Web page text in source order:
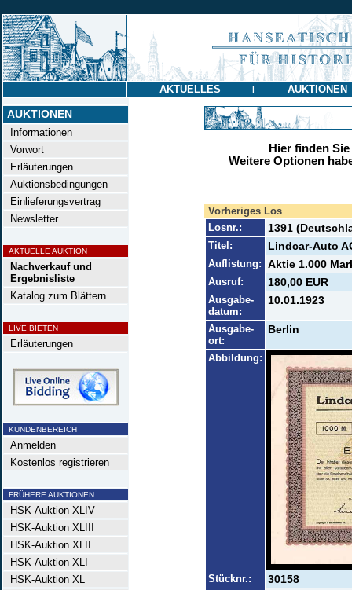
AKTUELLES | AUKTIONEN
AUKTIONEN
Informationen
Vorwort
Erläuterungen
Auktionsbedingungen
Einlieferungsvertrag
Newsletter
AKTUELLE AUKTION
Nachverkauf und
Ergebnisliste
Katalog zum Blättern
LIVE BIETEN
Erläuterungen
KUNDENBEREICH
Anmelden
Kostenlos registrieren
FRÜHERE AUKTIONEN
HSK-Auktion XLIV
HSK-Auktion XLIII
HSK-Auktion XLII
HSK-Auktion XLI
HSK-Auktion XL
Hier finden
Weitere Optionen
Vorheriges Los
Losnr.:
1391
Titel: Lindcar-Auto
Auflistung: Aktie 1.000
Ausruf: 180,00 EUR
Ausgabe-
datum:
10.01.1923
Ausgabe-
ort:
Berlin
Abbildung:
Stücknr.: 30158